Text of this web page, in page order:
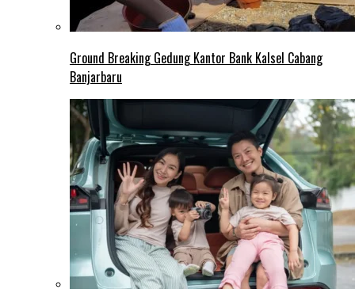
Ground Breaking Gedung Kantor Bank Kalsel Cabang
Banjarbaru